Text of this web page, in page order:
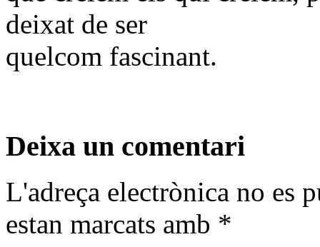
deixat de ser
quelcom fascinant.
Deixa un comentari
L'adreça electrònica no es
estan marcats amb *